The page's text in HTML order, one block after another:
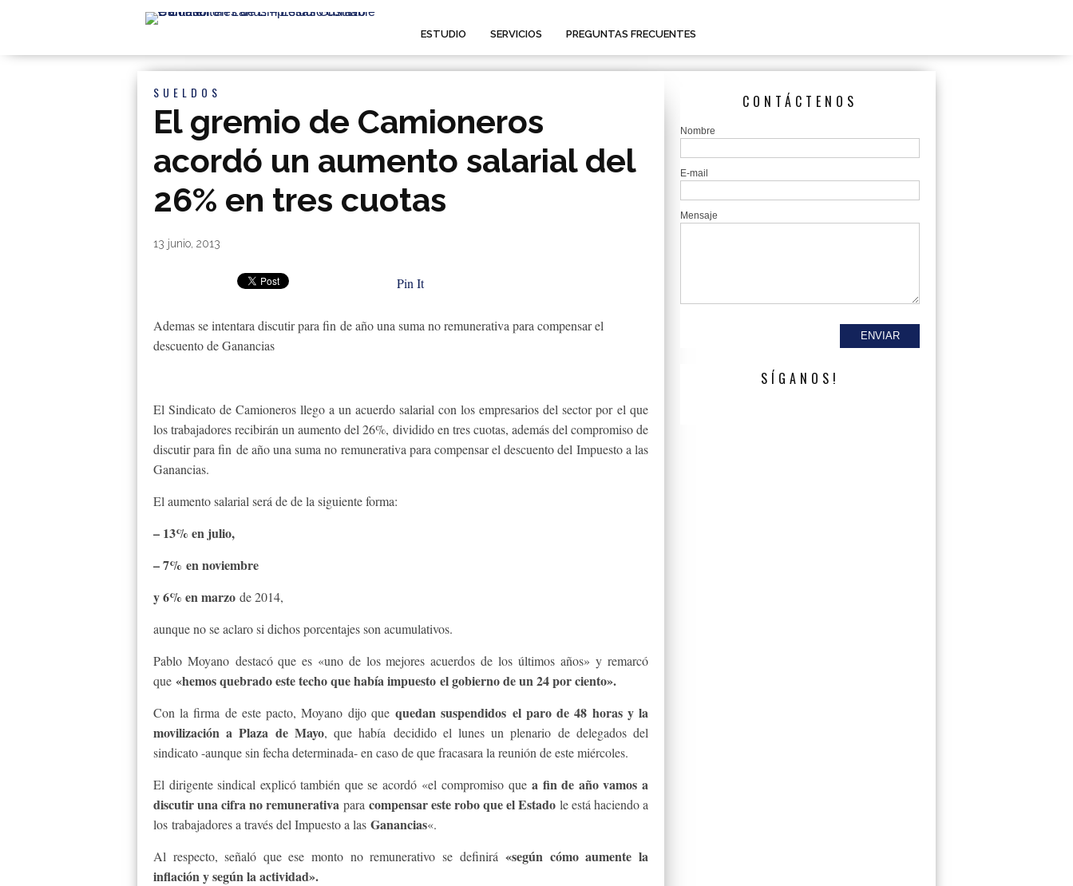
ESTUDIO SERVICIOS PREGUNTAS FRECUENTES
SUELDOS
El gremio de Camioneros
acordó un aumento salarial del
26% en tres cuotas
By|
13 junio, 2013
Pin It
Ademas se intentara discutir para fin de año una suma no remunerativa para compensar el
descuento de Ganancias
El Sindicato de Camioneros llego a un acuerdo salarial con los empresarios del sector por el que
los trabajadores recibirán un aumento del 26%, dividido en tres cuotas, además del compromiso de
discutir para fin de año una suma no remunerativa para compensar el descuento del Impuesto a las
Ganancias.
El aumento salarial será de de la siguiente forma:
– 13% en julio,
– 7% en noviembre
y 6% en marzo de 2014,
aunque no se aclaro si dichos porcentajes son acumulativos.
Pablo Moyano destacó que es «uno de los mejores acuerdos de los últimos años» y remarcó
que «hemos quebrado este techo que había impuesto el gobierno de un 24 por ciento».
Con la firma de este pacto, Moyano dijo quequedan suspendidos el paro de 48 horas y la
movilización a Plaza de Mayo, que había decidido el lunes un plenario de delegados del
sindicato -aunque sin fecha determinada- en caso de que fracasara la reunión de este miércoles.
El dirigente sindical explicó también que se acordó «el compromiso quea fin de año vamos a
discutir una cifra no remunerativa para compensar este robo que el Estado le está haciendo a
los trabajadores a través del Impuesto a las Ganancias«.
Al respecto, señaló que ese monto no remunerativo se definirá«según cómo aumente la
inflación y según la actividad».
CONTÁCTENOS
Nombre
E-mail
Mensaje
SÍGANOS!